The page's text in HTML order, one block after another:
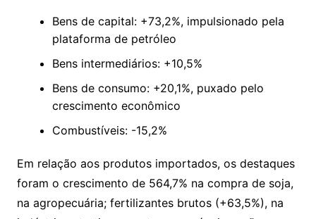
Bens de capital: +73,2%, impulsionado pela
plataforma de petróleo
Bens intermediários: +10,5%
Bens de consumo: +20,1%, puxado pelo
crescimento econômico
Combustíveis: -15,2%
Em relação aos produtos importados, os destaques
foram o crescimento de 564,7% na compra de soja,
na agropecuária; fertilizantes brutos (+63,5%), na